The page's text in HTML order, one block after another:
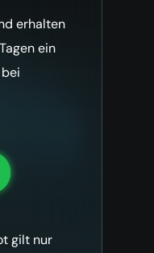
erhalten
ein
gilt nur